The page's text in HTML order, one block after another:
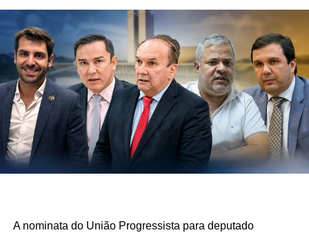
A nominata do União Progressista para deputado